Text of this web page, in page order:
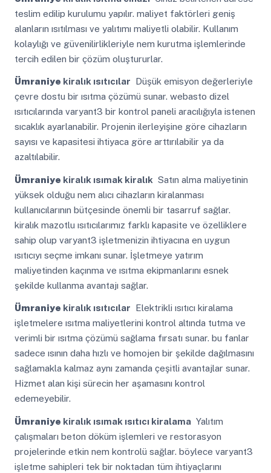
teslim edilip kurulumu yapılır. maliyet faktörleri geniş
alanların ısıtılması ve yalıtımı maliyetli olabilir. Kullanım
kolaylığı ve güvenilirlikleriyle nem kurutma işlemlerinde
tercih edilen bir çözüm oluştururlar.
Ümraniye kiralık ısıtıcılar Düşük emisyon değerleriyle
çevre dostu bir ısıtma çözümü sunar. webasto dizel
ısıtıcılarında varyant3 bir kontrol paneli aracılığıyla istenen
sıcaklık ayarlanabilir. Projenin ilerleyişine göre cihazların
sayısı ve kapasitesi ihtiyaca göre arttırılabilir ya da
azaltılabilir.
Ümraniye kiralık ısımak kiralık Satın alma maliyetinin
yüksek olduğu nem alıcı cihazların kiralanması
kullanıcılarının bütçesinde önemli bir tasarruf sağlar.
kiralık mazotlu ısıtıcılarımız farklı kapasite ve özelliklere
sahip olup varyant3 işletmenizin ihtiyacına en uygun
ısıtıcıyı seçme imkanı sunar. İşletmeye yatırım
maliyetinden kaçınma ve ısıtma ekipmanlarını esnek
şekilde kullanma avantajı sağlar.
Ümraniye kiralık ısıtıcılar Elektrikli ısıtıcı kiralama
işletmelere ısıtma maliyetlerini kontrol altında tutma ve
verimli bir ısıtma çözümü sağlama fırsatı sunar. bu fanlar
sadece ısının daha hızlı ve homojen bir şekilde dağılmasını
sağlamakla kalmaz aynı zamanda çeşitli avantajlar sunar.
Hizmet alan kişi sürecin her aşamasını kontrol
edemeyebilir.
Ümraniye kiralık ısımak ısıtıcı kiralamaYalıtım
çalışmaları beton döküm işlemleri ve restorasyon
projelerinde etkin nem kontrolü sağlar. böylece varyant3
işletme sahipleri tek bir noktadan tüm ihtiyaçlarını